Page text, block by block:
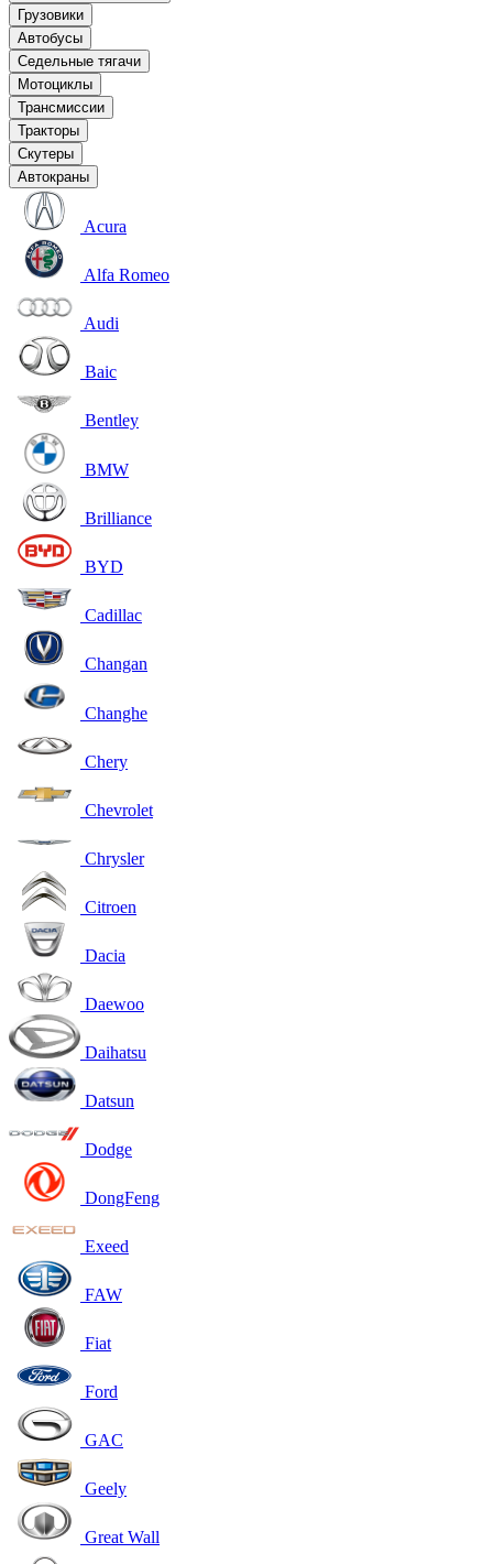
Грузовики
Автобусы
Седельные тягачи
Мотоциклы
Трансмиссии
Тракторы
Скутеры
Автокраны
Acura
Alfa Romeo
Audi
Baic
Bentley
BMW
Brilliance
BYD
Cadillac
Changan
Changhe
Chery
Chevrolet
Chrysler
Citroen
Dacia
Daewoo
Daihatsu
Datsun
Dodge
DongFeng
Exeed
FAW
Fiat
Ford
GAC
Geely
Great Wall